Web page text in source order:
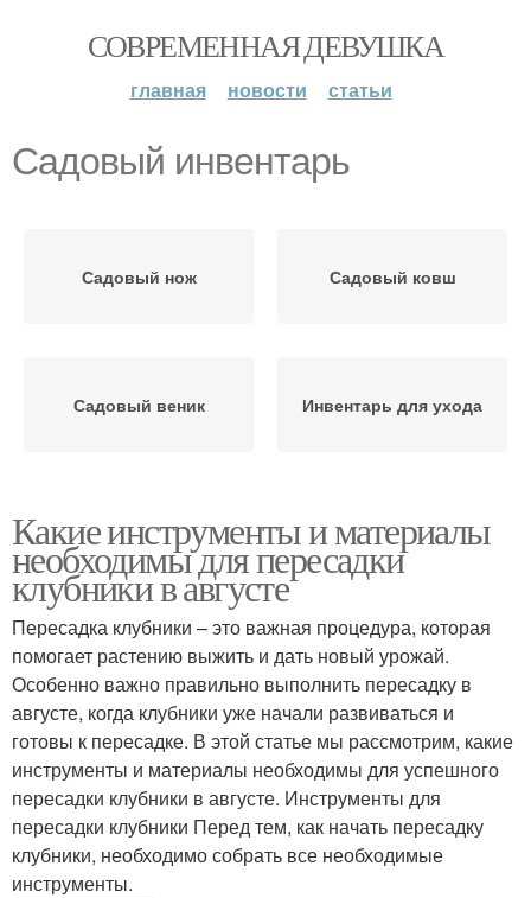
СОВРЕМЕННАЯ ДЕВУШКА
главная новости статьи
Садовый инвентарь
Садовый нож Садовый ковш
Садовый веник Инвентарь для ухода
Какие инструменты и материалы
необходимы для пересадки
клубники в августе
Пересадка клубники – это важная процедура, которая
помогает растению выжить и дать новый урожай.
Особенно важно правильно выполнить пересадку в
августе, когда клубники уже начали развиваться и
готовы к пересадке. В этой статье мы рассмотрим, какие
инструменты и материалы необходимы для успешного
пересадки клубники в августе. Инструменты для
пересадки клубники Перед тем, как начать пересадку
клубники, необходимо собрать все необходимые
инструменты.